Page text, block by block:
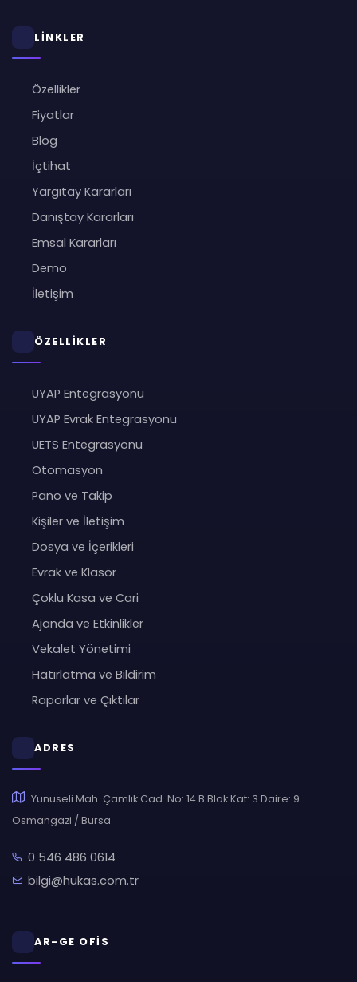
LİNKLER
Özellikler
Fiyatlar
Blog
İçtihat
Yargıtay Kararları
Danıştay Kararları
Emsal Kararları
Demo
İletişim
ÖZELLİKLER
UYAP Entegrasyonu
UYAP Evrak Entegrasyonu
UETS Entegrasyonu
Otomasyon
Pano ve Takip
Kişiler ve İletişim
Dosya ve İçerikleri
Evrak ve Klasör
Çoklu Kasa ve Cari
Ajanda ve Etkinlikler
Vekalet Yönetimi
Hatırlatma ve Bildirim
Raporlar ve Çıktılar
ADRES
Yunuseli Mah. Çamlık Cad. No: 14 B Blok Kat: 3 Daire: 9
Osmangazi / Bursa
0 546 486 0614
bilgi@hukas.com.tr
AR-GE OFİS